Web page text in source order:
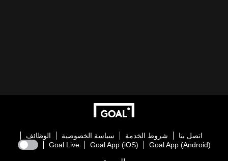
اتصل بنا شروط الخدمة سياسة الخصوصية
الوظائف
Goal App (Android)
Goal App (iOS)
Goal Live